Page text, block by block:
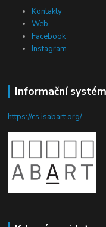
Kontakty
Web
Facebook
Instagram
Informační
https://cs.isabart.org/